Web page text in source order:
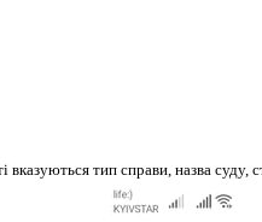
тип справи, назва суду,